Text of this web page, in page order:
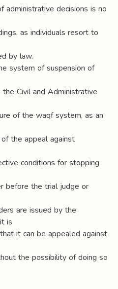
decisions is no
as individuals resort to
by law.
system of suspension of
Civil and Administrative
of the waqf system, as an
the appeal against
conditions for stopping
before the trial judge or
are issued by the
is
it can be appealed against
the possibility of doing so